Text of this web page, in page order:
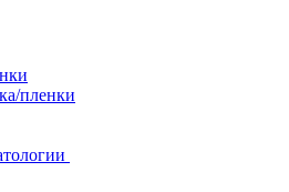
пленки